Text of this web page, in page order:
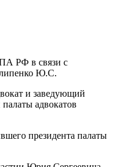
РФ в связи с
Ю.С.
и заведующий
адвокатов
президента палаты